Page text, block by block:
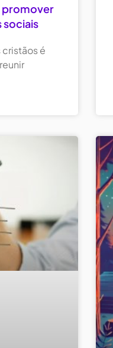
promover
sociais
é